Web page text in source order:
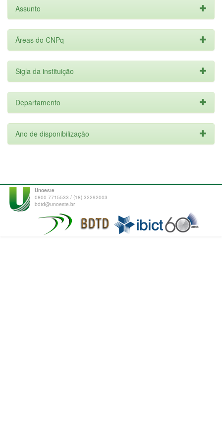
Assunto
Áreas do CNPq
Sigla da instituição
Departamento
Ano de disponibilização
Unoeste
0800 7715533 / (18) 32292003
bdtd@unoeste.br